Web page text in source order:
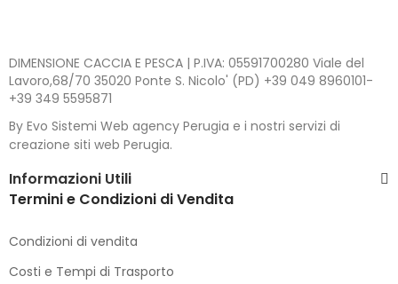
DIMENSIONE CACCIA E PESCA | P.IVA: 05591700280 Viale del
Lavoro,68/70 35020 Ponte S. Nicolo' (PD) +39 049 8960101-
+39 349 5595871
By Evo Sistemi Web agency Perugia e i nostri servizi di
creazione siti web Perugia.
Informazioni Utili
Termini e Condizioni di Vendita
Condizioni di vendita
Costi e Tempi di Trasporto